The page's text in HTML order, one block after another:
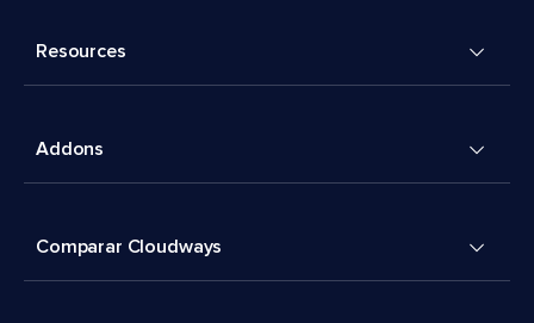
Resources
Addons
Comparar Cloudways